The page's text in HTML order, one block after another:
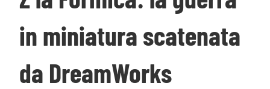
in miniatura scatenata
da DreamWorks